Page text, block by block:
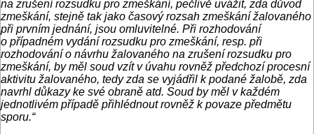
na zrušení rozsudku pro zmeškání, pečlivě uvážit, zda důvod
zmeškání, stejně tak jako časový rozsah zmeškání žalovaného
při prvním jednání, jsou omluvitelné. Při rozhodování
o případném vydání rozsudku pro zmeškání, resp. při
rozhodování o návrhu žalovaného na zrušení rozsudku pro
zmeškání, by měl soud vzít v úvahu rovněž předchozí procesní
aktivitu žalovaného, tedy zda se vyjádřil k podané žalobě, zda
navrhl důkazy ke své obraně atd. Soud by měl v každém
jednotlivém případě přihlédnout rovněž k povaze předmětu
sporu.“